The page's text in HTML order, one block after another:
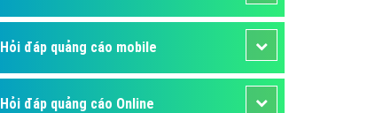
Hỏi đáp quảng cáo mobile
Hỏi đáp quảng cáo Online